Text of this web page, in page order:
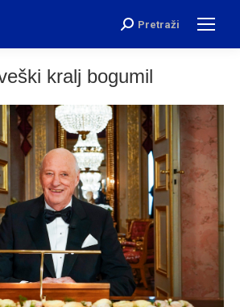
Search:
Pretraži
kralj bogumil